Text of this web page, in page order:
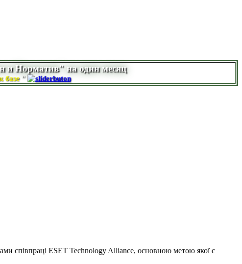
и Норматив" на один месяц
базе"
співпраці ESET Technology Alliance, основною метою якої є